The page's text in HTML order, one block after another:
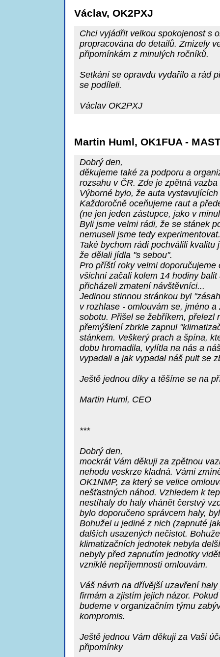
Václav, OK2PXJ
Chci vyjádřit velkou spokojenost s
propracována do detailů. Zmizely
připomínkám z minulých ročníků.
Setkání se opravdu vydařilo a rád
se podíleli.
Václav OK2PXJ
Martin Huml, OK1FUA -
Dobrý den,
děkujeme také za podporu a
rozsahu v ČR. Zde je zpětná
Výborné bylo, že auta
Každoročně oceňujeme raut a
(ne jen jeden zástupce, jako v
Byli jsme velmi rádi, že se stánek
nemuseli jsme tedy experimentovat.
Také bychom rádi pochválili
že dělali jídla "s sebou".
Pro příští roky velmi
všichni začali kolem 14 hodiny
přicházeli zmatení návštěvníci...
Jedinou stinnou stránkou byl
v rozhlase - omlouvám se, jméno
sobotu. Přišel se žebříkem, přelezl
přemýšlení zbrkle zapnul
stánkem. Veškerý prach a špína,
dobu hromadila, vylítla na nás a
vypadali a jak vypadal náš pult se
Ještě jednou díky a těšíme se na
Martin Huml, CEO
***
Dobrý den,
mockrát Vám děkuji za zpětnou
nehodu veskrze kladná. Vámi
OK1NMP, za který se velice
nešťastných náhod. Vzhledem k
nestíhaly do haly vhánět čerstvý
bylo doporučeno správcem haly,
Bohužel u jediné z nich (zapnuté
dalších usazených nečistot.
klimatizačních jednotek nebyla
nebyly před zapnutím jednotky
vzniklé nepříjemnosti omlouvám.
Váš návrh na dřívější uzavření
firmám a zjistím jejich názor.
budeme v organizačním týmu
kompromis.
Ještě jednou Vám děkuji za Vaši
připomínky